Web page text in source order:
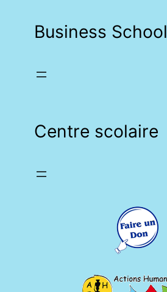
Business School
Centre scolaire